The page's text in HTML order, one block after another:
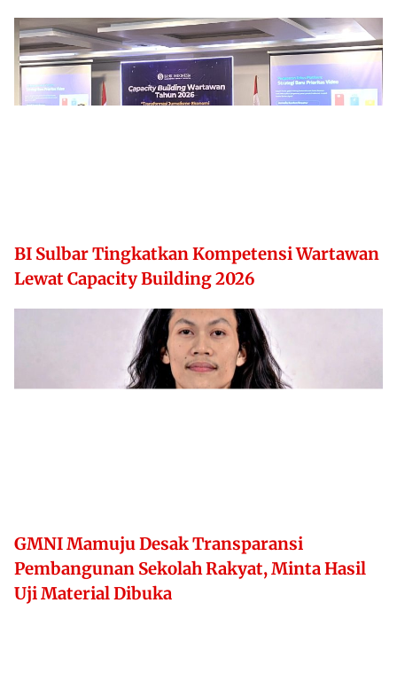
BI Sulbar Tingkatkan Kompetensi Wartawan
Lewat Capacity Building 2026
GMNI Mamuju Desak Transparansi
Pembangunan Sekolah Rakyat, Minta Hasil
Uji Material Dibuka